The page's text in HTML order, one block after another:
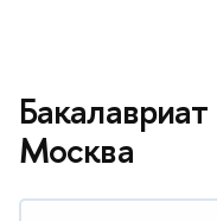
Москва